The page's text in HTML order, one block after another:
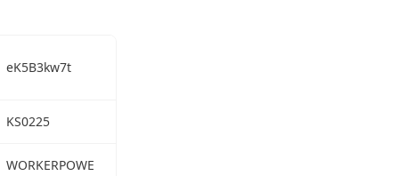
eK5B3kw7t
KS0225
WORKERPOWE